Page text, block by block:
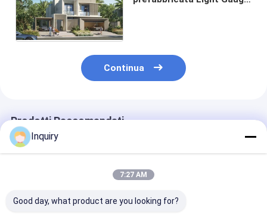
Continua
Prodotti Raccomandati
Inquiry
7:27 AM
Good day, what product are you looking for?